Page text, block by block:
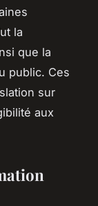
la
que la
public. Ces
sur
aux